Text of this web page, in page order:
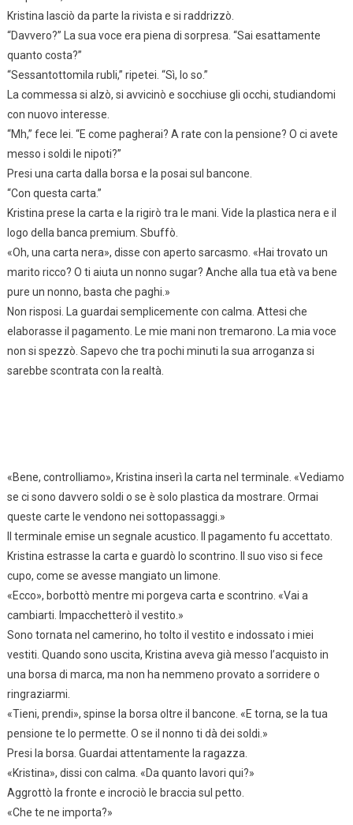
Kristina lasciò da parte la rivista e si raddrizzò.
“Davvero?” La sua voce era piena di sorpresa. “Sai esattamente
quanto costa?”
“Sessantottomila rubli,” ripetei. “Sì, lo so.”
La commessa si alzò, si avvicinò e socchiuse gli occhi, studiandomi
con nuovo interesse.
“Mh,” fece lei. “E come pagherai? A rate con la pensione? O ci avete
messo i soldi le nipoti?”
Presi una carta dalla borsa e la posai sul bancone.
“Con questa carta.”
Kristina prese la carta e la rigirò tra le mani. Vide la plastica nera e il
logo della banca premium. Sbuffò.
«Oh, una carta nera», disse con aperto sarcasmo. «Hai trovato un
marito ricco? O ti aiuta un nonno sugar? Anche alla tua età va bene
pure un nonno, basta che paghi.»
Non risposi. La guardai semplicemente con calma. Attesi che
elaborasse il pagamento. Le mie mani non tremarono. La mia voce
non si spezzò. Sapevo che tra pochi minuti la sua arroganza si
sarebbe scontrata con la realtà.
«Bene, controlliamo», Kristina inserì la carta nel terminale. «Vediamo
se ci sono davvero soldi o se è solo plastica da mostrare. Ormai
queste carte le vendono nei sottopassaggi.»
Il terminale emise un segnale acustico. Il pagamento fu accettato.
Kristina estrasse la carta e guardò lo scontrino. Il suo viso si fece
cupo, come se avesse mangiato un limone.
«Ecco», borbottò mentre mi porgeva carta e scontrino. «Vai a
cambiarti. Impacchetterò il vestito.»
Sono tornata nel camerino, ho tolto il vestito e indossato i miei
vestiti. Quando sono uscita, Kristina aveva già messo l’acquisto in
una borsa di marca, ma non ha nemmeno provato a sorridere o
ringraziarmi.
«Tieni, prendi», spinse la borsa oltre il bancone. «E torna, se la tua
pensione te lo permette. O se il nonno ti dà dei soldi.»
Presi la borsa. Guardai attentamente la ragazza.
«Kristina», dissi con calma. «Da quanto lavori qui?»
Aggrottò la fronte e incrociò le braccia sul petto.
«Che te ne importa?»